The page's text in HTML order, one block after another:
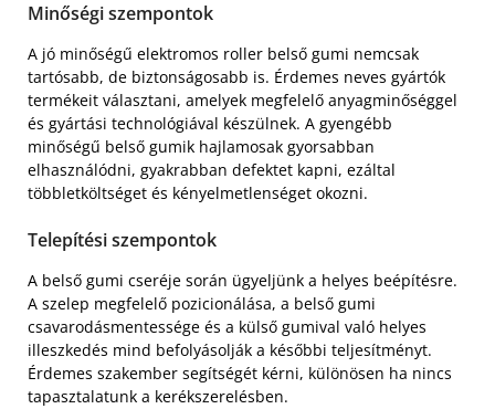
Minőségi szempontok
A jó minőségű elektromos roller belső gumi nemcsak
tartósabb, de biztonságosabb is. Érdemes neves gyártók
termékeit választani, amelyek megfelelő anyagminőséggel
és gyártási technológiával készülnek. A gyengébb
minőségű belső gumik hajlamosak gyorsabban
elhasználódni, gyakrabban defektet kapni, ezáltal
többletköltséget és kényelmetlenséget okozni.
Telepítési szempontok
A belső gumi cseréje során ügyeljünk a helyes beépítésre.
A szelep megfelelő pozicionálása, a belső gumi
csavarodásmentessége és a külső gumival való helyes
illeszkedés mind befolyásolják a későbbi teljesítményt.
Érdemes szakember segítségét kérni, különösen ha nincs
tapasztalatunk a kerékszerelésben.